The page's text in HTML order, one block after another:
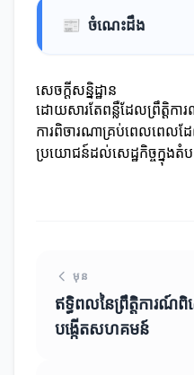
📰 ចំណេះដឹង
សេចក្តីសន្និដ្ឋាន
ដោយសារតែពន្លឺដែលព្រឹត្តិក
ការពិចារណាគ្រប់ពេលពេលដែ
ប្រយោជន៍ដល់សេដ្ឋកិច្ចក្នុងតំ
មុន
ឥទ្ធិពលនៃព្រឹត្តិការណ៍
បង្កើតសហគមន៍